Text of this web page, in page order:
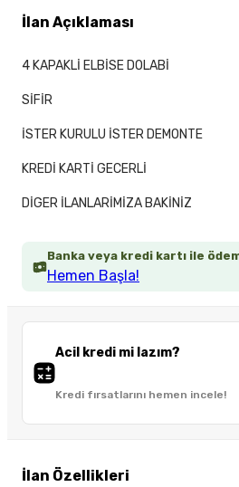
Banka veya kredi kartı ile
Hemen Başla!
Acil kredi mi lazım?
Kredi fırsatlarını hemen incele!
İlan Özellikleri
İlan Açıklaması
4 KAPAKLİ ELBİSE DOLABİ
SİFİR
İSTER KURULU İSTER DEMONTE
KREDİ KARTİ GECERLİ
DİGER İLANLARİMİZA BAKİNİZ